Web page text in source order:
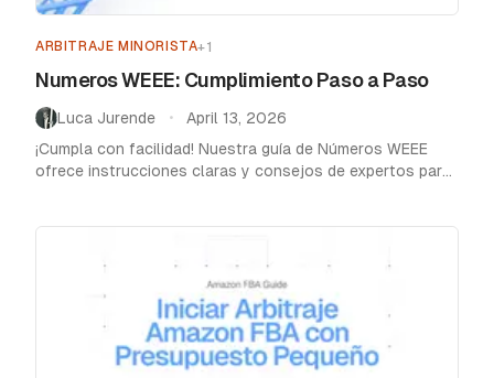
/Blog
ARBITRAJE MINORISTA+1
Numeros WEEE: Cumplimiento Paso a Paso
Luca Jurende •
April 13, 2026
¡Cumpla con facilidad! Nuestra guía de Números WEEE
ofrece instrucciones claras y consejos de expertos para